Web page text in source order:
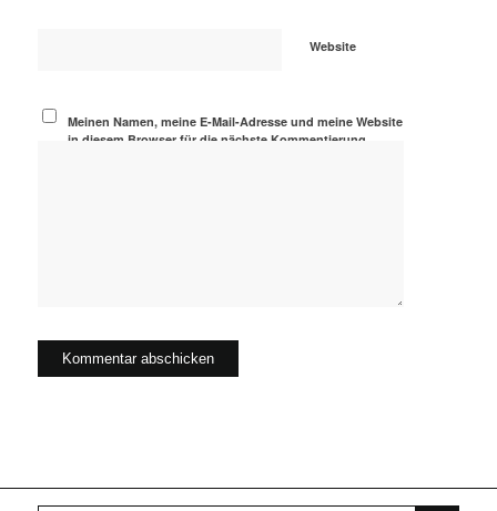
Website
Meinen Namen, meine E-Mail-Adresse und meine Website
in diesem Browser für die nächste Kommentierung